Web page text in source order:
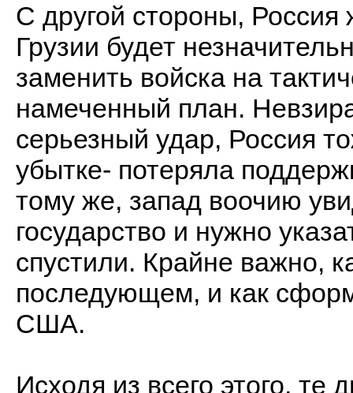
С другой стороны, Россия
Грузии будет
заменить войска на
намеченный план.
серьезный удар, Россия
убытке- потеряла
тому же, запад воочию
государство и нужно
спустили. Крайне важно,
последующем, и как
США.
Исходя из всего этого,